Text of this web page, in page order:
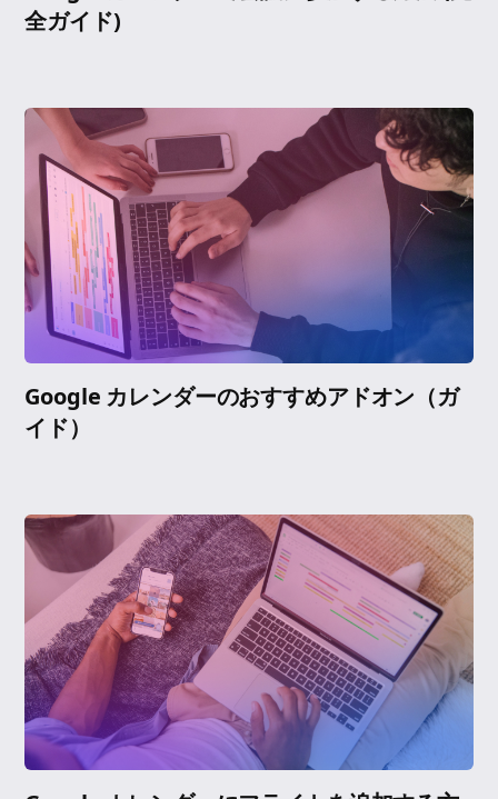
全ガイド)
Google カレンダーのおすすめアドオン（ガ
イド）